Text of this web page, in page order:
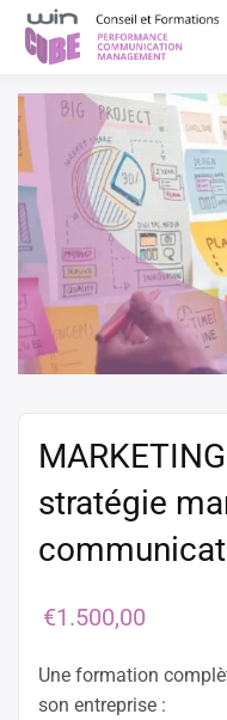
Passer
stratégie
€1.500,00
Une formation
son entreprise :